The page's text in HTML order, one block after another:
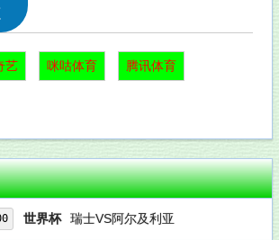
艺 咪咕体育 腾讯体育
世界杯 瑞士VS阿尔及利亚